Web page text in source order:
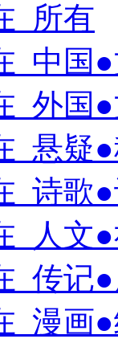
所有
中国
外国
悬疑
诗歌
人文
传记
漫画